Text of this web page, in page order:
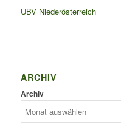
UBV Niederösterreich
ARCHIV
Archiv